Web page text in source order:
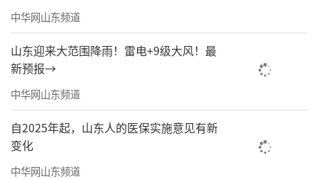
中华网山东频道
山东迎来大范围降雨！雷电+9级大风！最
新预报→
中华网山东频道
自2025年起，山东人的医保实施意见有新
变化
中华网山东频道